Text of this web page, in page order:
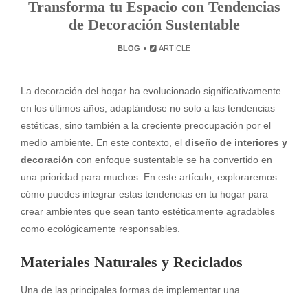
Transforma tu Espacio con Tendencias
de Decoración Sustentable
BLOG ARTICLE
La decoración del hogar ha evolucionado significativamente
en los últimos años, adaptándose no solo a las tendencias
estéticas, sino también a la creciente preocupación por el
medio ambiente. En este contexto, el diseño de interiores y
decoración con enfoque sustentable se ha convertido en
una prioridad para muchos. En este artículo, exploraremos
cómo puedes integrar estas tendencias en tu hogar para
crear ambientes que sean tanto estéticamente agradables
como ecológicamente responsables.
Materiales Naturales y Reciclados
Una de las principales formas de implementar una